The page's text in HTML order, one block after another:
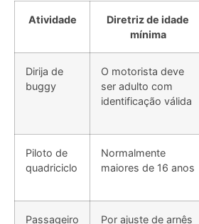
Atividade
Diretriz de idade
mínima
Dirija de
buggy
O motorista deve
ser adulto com
identificação válida
Piloto de
quadriciclo
Normalmente
maiores de 16 anos
Passageiro
de buggy
Por ajuste de arnês